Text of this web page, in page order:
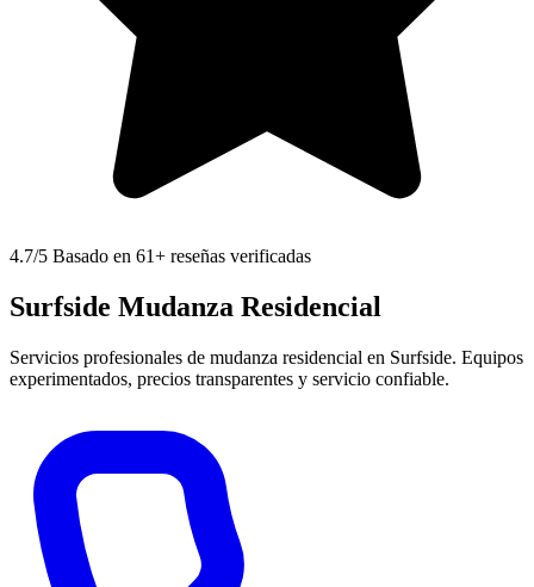
4.7/5 Basado en 61+ reseñas verificadas
Surfside Mudanza Residencial
Servicios profesionales de mudanza residencial en Surfside. Equipos
experimentados, precios transparentes y servicio confiable.